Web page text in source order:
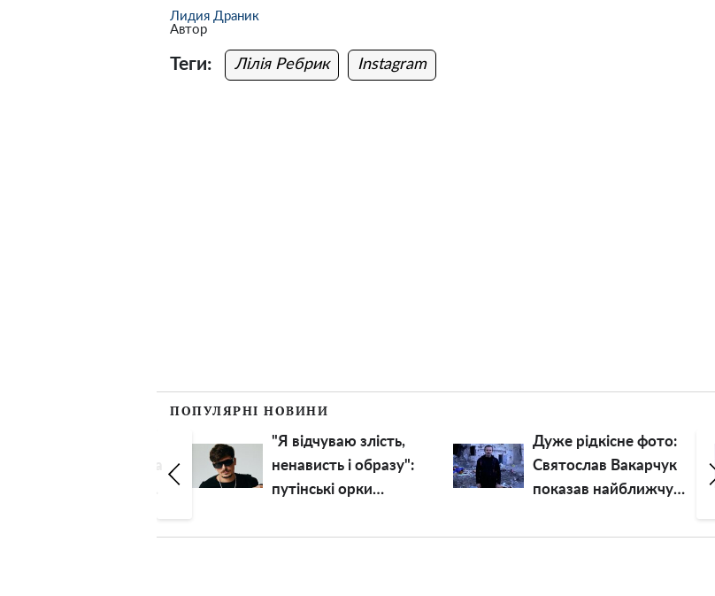
Лидия Драник
Автор
Теги: Лілія Ребрик Instagram
ПОПУЛЯРНІ НОВИНИ
Дуже рідкісне фото:
Святослав Вакарчук
показав найближчу
"Маячня неосвіченої
хабалки, театр
одного актора":
Полякову